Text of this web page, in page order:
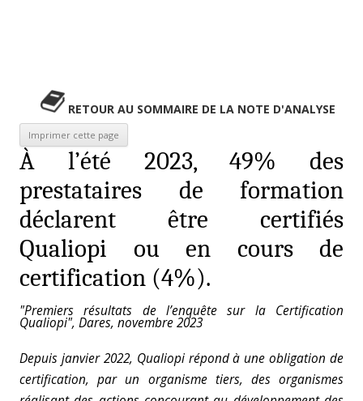
RETOUR AU SOMMAIRE DE LA NOTE D'ANALYSE
À l’été 2023, 49% des
prestataires de formation
déclarent être certifiés
Qualiopi ou en cours de
certification (4%).
"Premiers résultats de l’enquête sur la Certification
Qualiopi", Dares, novembre 2023
Depuis janvier 2022, Qualiopi répond à une obligation de
certification, par un organisme tiers, des organismes